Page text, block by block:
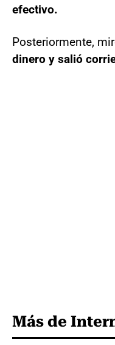
efectivo.
Posteriormente,
dinero y salió
Más de